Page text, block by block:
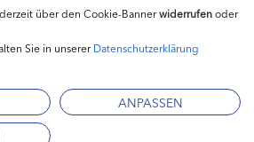
Impressum
Mediadaten
über den Cookie-Bannerwiderrufenoder
Sie in unsererDatenschutzerklärung
ANPASSEN